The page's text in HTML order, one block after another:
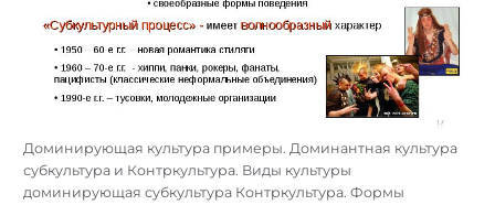
Доминирующая культура примеры. Доминантная культура
субкультура и Контркультура. Виды культуры
доминирующая субкультура Контркультура. Формы